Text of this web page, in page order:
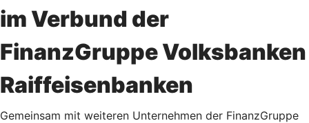
im Verbund der
FinanzGruppe Volksbanken
Raiffeisenbanken
Gemeinsam mit weiteren Unternehmen der FinanzGruppe